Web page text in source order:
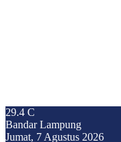
29.4 C
Bandar Lampung
Jumat, 7 Agustus 2026